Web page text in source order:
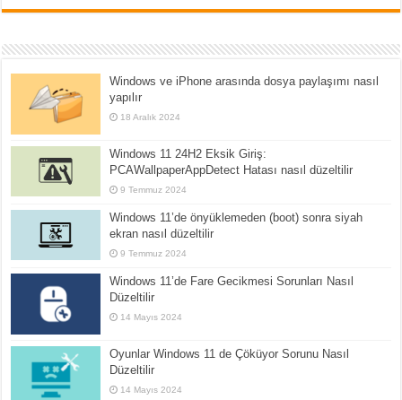
Windows ve iPhone arasında dosya paylaşımı nasıl
yapılır
18 Aralık 2024
Windows 11 24H2 Eksik Giriş:
PCAWallpaperAppDetect Hatası nasıl düzeltilir
9 Temmuz 2024
Windows 11’de önyüklemeden (boot) sonra siyah
ekran nasıl düzeltilir
9 Temmuz 2024
Windows 11’de Fare Gecikmesi Sorunları Nasıl
Düzeltilir
14 Mayıs 2024
Oyunlar Windows 11 de Çöküyor Sorunu Nasıl
Düzeltilir
14 Mayıs 2024